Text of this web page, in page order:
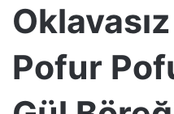
Pofur